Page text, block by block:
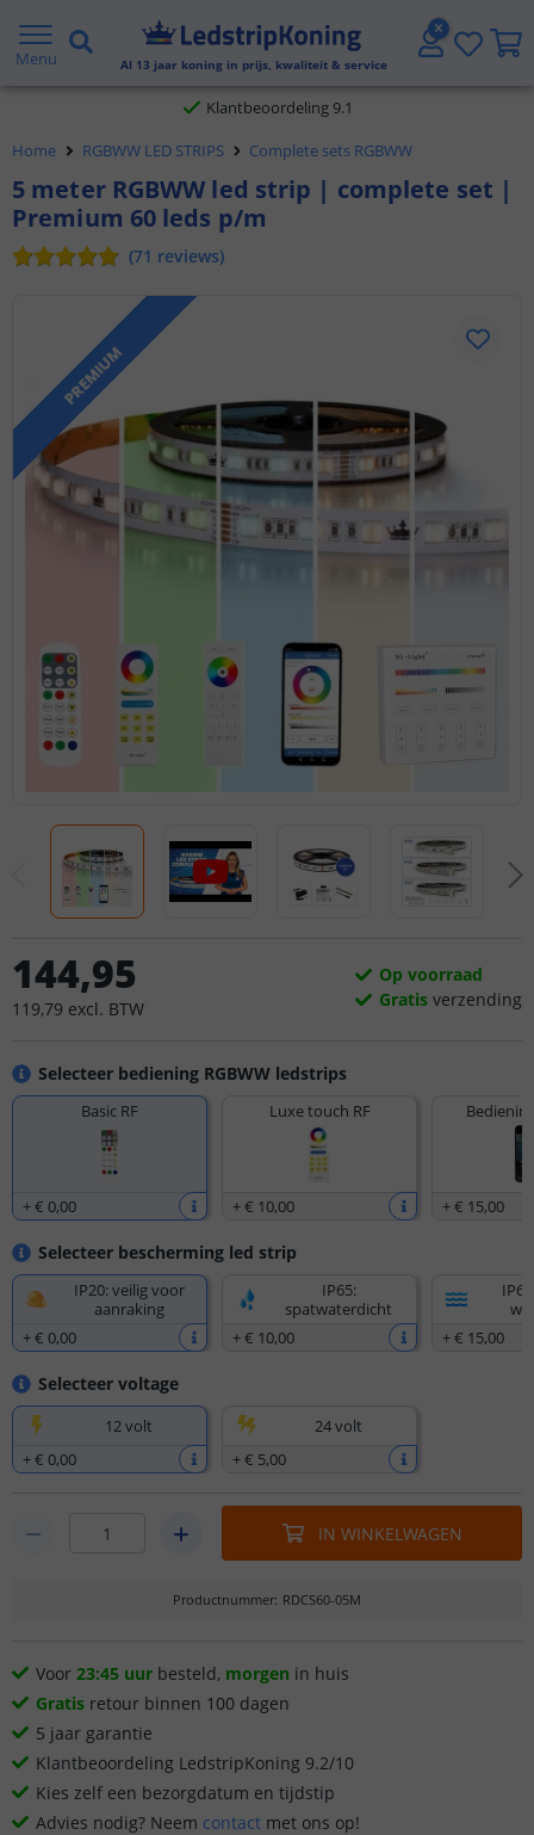
Menu Al 13 jaar koning in prijs, kwaliteit & service
Klantbeoordeling 9.1
morgen in huis
Home
RGBWW LED STRIPS Complete sets RGBWW
5 meter RGBWW led strip | complete set |
Premium 60 leds p/m
(71 reviews)
PREMIUM
Selecteer bediening RGBWW ledstrips
Basic RF
+€ 0,00
Luxe touch RF
+€ 10,00 +€ 15,00
Selecteer bescherming led strip
IP20: veilig voor
aanraking
+€ 0,00
IP65:
spatwaterdicht
+€ 10,00
+€ 15,00
Selecteer voltage
12 volt
+€ 0,00
24 volt
+€ 5,00
144,95
119,79 excl. BTW
Op voorraad
Gratis verzending
IN WINKELWAGEN
Productnummer: RDCS60-05M
Voor 23:45 uur besteld, morgen in huis
Gratis retour binnen 100 dagen
5 jaar garantie
Klantbeoordeling LedstripKoning 9.2/10
Kies zelf een bezorgdatum en tijdstip
Advies nodig? Neem contact met ons op!